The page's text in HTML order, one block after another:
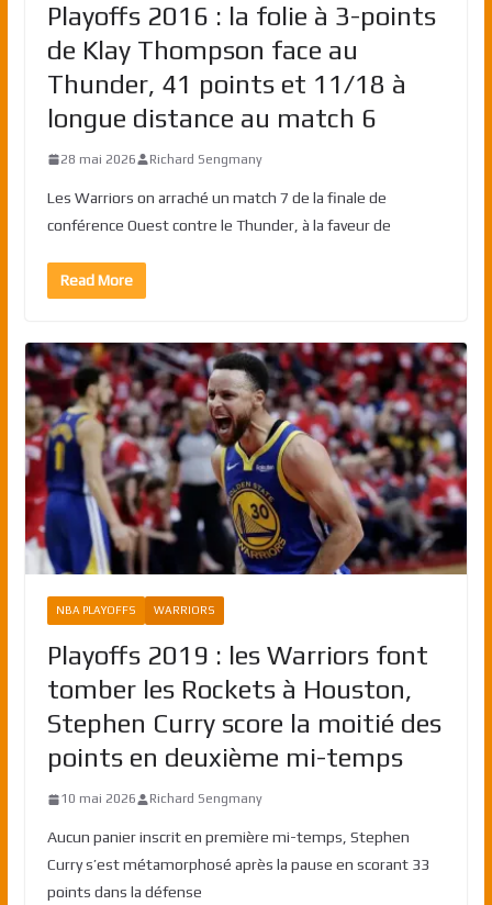
Playoffs 2016 : la folie à 3-points
de Klay Thompson face au
Thunder, 41 points et 11/18 à
longue distance au match 6
28 mai 2026 Richard Sengmany
Les Warriors on arraché un match 7 de la finale de
conférence Ouest contre le Thunder, à la faveur de
Read More
NBA PLAYOFFS WARRIORS
Playoffs 2019 : les Warriors font
tomber les Rockets à Houston,
Stephen Curry score la moitié des
points en deuxième mi-temps
10 mai 2026 Richard Sengmany
Aucun panier inscrit en première mi-temps, Stephen
Curry s’est métamorphosé après la pause en scorant 33
points dans la défense